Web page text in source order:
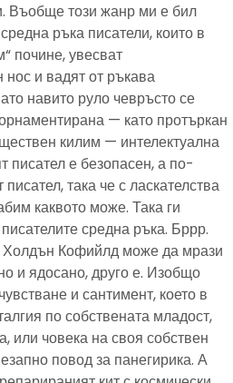
Въобще този жанр ми е бил
ръка писатели, които в
почине, увесват
и вадят от ръкава
навито руло чевръсто се
— като протъркан
килим — интелектуална
писател е безопасен, а по-
така че с ласкателства
каквото може. Така ги
средна ръка. Бррр.
Холдън Кофийлд може да мрази
и ядосано, друго е. Изобщо
и сантимент, което в
по собствената младост,
или човека на своя собствен
повод за панегирика. А